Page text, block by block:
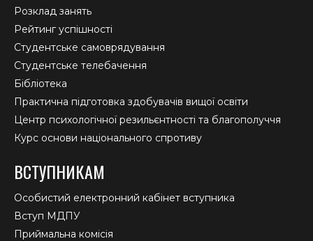
Розклад занять
Рейтинг успішності
Студентське самоврядування
Студентське телебачення
Бібліотека
Практична підготовка здобувачів вищої освіти
Центр психологічної резильєнтності та благополуччя
Курс основи національного спротиву
ВСТУПНИКАМ
Особистий електронний кабінет вступника
Вступ МДПУ
Приймальна комісія